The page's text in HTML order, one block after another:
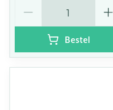
Bestel